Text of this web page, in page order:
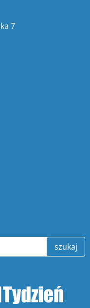
7
szukaj